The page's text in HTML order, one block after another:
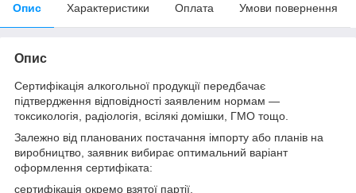
Опис Характеристики Оплата Умови повернення
Опис
Сертифікація алкогольної продукції передбачає
підтвердження відповідності заявленим нормам —
токсикологія, радіологія, всілякі домішки, ГМО тощо.
Залежно від планованих постачання імпорту або планів на
виробництво, заявник вибирає оптимальний варіант
оформлення сертифіката:
сертифікація окремо взятої партії,